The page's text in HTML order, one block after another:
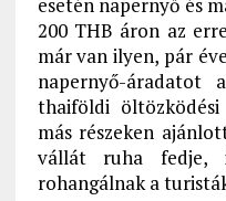
200 THB áron az
már van ilyen, pár
napernyő-áradatot
thaiföldi
más részeken
vállát ruha fedje,
rohangálnak a